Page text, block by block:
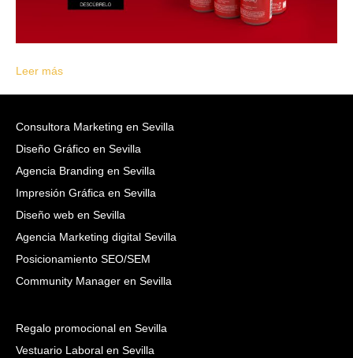
Leer más
Consultora Marketing en Sevilla
Diseño Gráfico en Sevilla
Agencia Branding en Sevilla
Impresión Gráfica en Sevilla
Diseño web en Sevilla
Agencia Marketing digital Sevilla
Posicionamiento SEO/SEM
Community Manager en Sevilla
Regalo promocional en Sevilla
Vestuario Laboral en Sevilla